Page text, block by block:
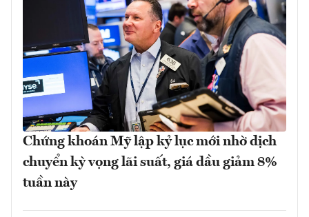
Chứng khoán Mỹ lập kỷ lục mới nhờ dịch
chuyển kỳ vọng lãi suất, giá dầu giảm 8%
tuần này